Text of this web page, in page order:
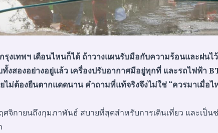
รุงเทพฯ เดือนไหนก็ได้ ถ้าวางแผนรับมือกับความร้อนและฝนไว้
งสองอย่างอยู่แล้ว เครื่องปรับอากาศมีอยู่ทุกที่ และรถไฟฟ้า
ไม่ต้องยืนตากแดดนาน คำถามที่แท้จริงจึงไม่ใช่ “ควรมาเมื่อไ
ศจิกายนถึงกุมภาพันธ์ สบายที่สุดสำหรับการเดินเที่ยว และเป็